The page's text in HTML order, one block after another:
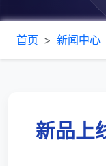
首页 新闻中心
新品上